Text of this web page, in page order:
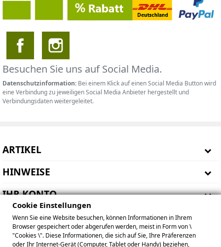
Besuchen Sie uns auf Social Media.
Datenschutzinformation: Bei einem Klick auf einen Social Media Button wird
eine Verbindung zu jeweiligen Social Media Anbieter hergestellt und
Verbindungsdaten weitergeleitet.
ARTIKEL
HINWEISE
IHR KONTO
BETREIBER
Cookie Einstellungen
Wenn Sie eine Website besuchen, können Informationen in Ihrem
Browser gespeichert oder abgerufen werden, meist in Form von \
"Cookies \". Diese Informationen, die sich auf Sie, Ihre Präferenzen
oder Ihr Internet-Gerät (Computer, Tablet oder Handy) beziehen,